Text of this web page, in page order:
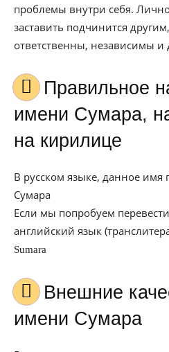
проблемы внутри себя.
заставить подчинится
ответственны, независимы
Правильное написание
имени Сумара,
на кирилице
В русском языке, данное имя
Сумара
Если мы попробуем
английский язык
Sumara
Внешние качества для
имени Сумара